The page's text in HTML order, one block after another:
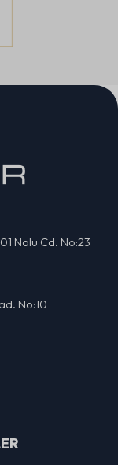
Nolu Cd. No:23
No:10